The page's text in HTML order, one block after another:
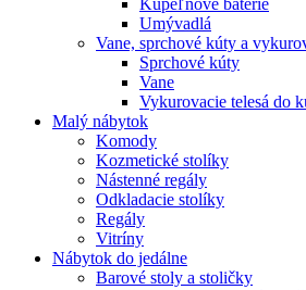
Umývadlá
Vane, sprchové kúty a
Sprchové kúty
Vane
Vykurovacie telesá do
Malý nábytok
Komody
Kozmetické stolíky
Nástenné regály
Odkladacie stolíky
Regály
Vitríny
Nábytok do jedálne
Barové stoly a stoličky